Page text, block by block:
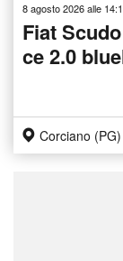
8 agosto 2026 alle
Fiat
ce 2.0
Corciano (PG)